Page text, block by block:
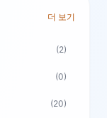
더 보기
(2)
(0)
(20)